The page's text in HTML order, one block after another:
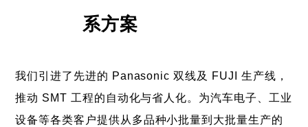
系方案
我们引进了先进的 Panasonic 双线及 FUJI 生产线，
推动 SMT 工程的自动化与省人化。为汽车电子、工业
设备等各类客户提供从多品种小批量到大批量生产的